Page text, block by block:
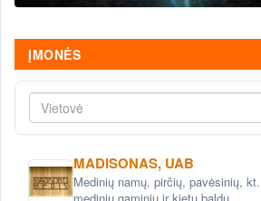
ĮMONĖS
Vietovė
MADISONAS, UAB
Medinių namų, pirčių, pavėsinių, kt.